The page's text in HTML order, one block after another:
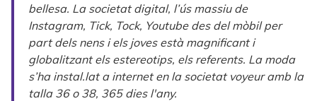
bellesa. La societat digital, l’ús massiu de
Instagram, Tick, Tock, Youtube des del mòbil per
part dels nens i els joves està magnificant i
globalitzant els estereotips, els referents. La moda
s’ha instal.lat a internet en la societat voyeur amb la
talla 36 o 38, 365 dies l'any.